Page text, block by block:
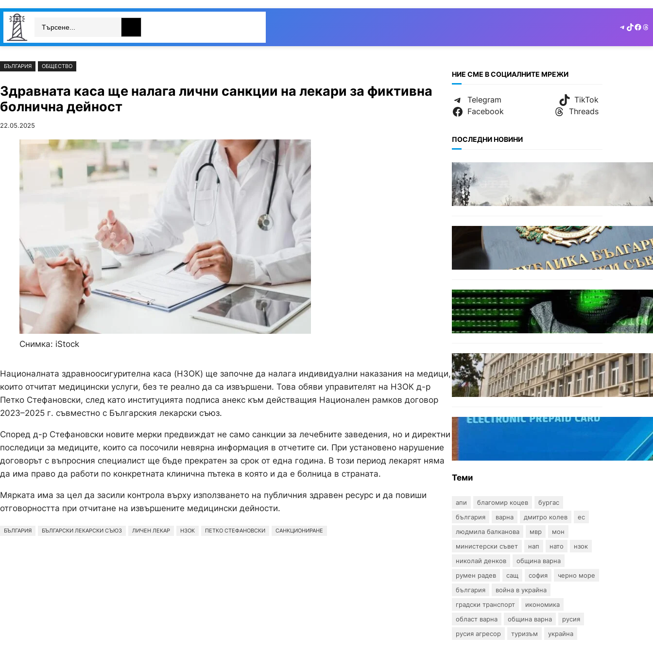
Към
съдържанието
Skip
cont
Telegram
TikTok
БЪЛГАРИЯ ОБЩЕСТВО
Здравната каса ще налага лични санкции на лекари за фиктивна
болнична дейност
22.05.2025
Снимка: iStock
Националната здравноосигурителна каса (НЗОК) ще започне да налага индивидуални наказания на медици,
които отчитат медицински услуги, без те реално да са извършени. Това обяви управителят на НЗОК д-р
Петко Стефановски, след като институцията подписа анекс към действащия Национален рамков договор
2023–2025 г. съвместно с Българския лекарски съюз.
Според д-р Стефановски новите мерки предвиждат не само санкции за лечебните заведения, но и директни
последици за медиците, които са посочили невярна информация в отчетите си. При установено нарушение
договорът с въпросния специалист ще бъде прекратен за срок от една година. В този период лекарят няма
да има право да работи по конкретната клинична пътека в която и да е болница в страната.
Мярката има за цел да засили контрола върху използването на публичния здравен ресурс и да повиши
отговорността при отчитане на извършените медицински дейности.
БЪЛГАРИЯ БЪЛГАРСКИ ЛЕКАРСКИ СЪЮЗ ЛИЧЕН ЛЕКАР НЗОК ПЕТКО СТЕФАНОВСКИ САНКЦИОНИРАНЕ
НИЕ СМЕ В СОЦИАЛНИТЕ МРЕЖИ
Telegram
TikTok
Facebook
Threads
ПОСЛЕДНИ НОВИНИ
Пожарите в България не
спират: 141 огнища за
последното денонощие.
БЪЛГАРИЯ
Кабинетът прие нов статут
за професиите в спортната
подготовка
БЪЛГАРИЯ
Разкриха дългогодишен
пробив в държавни
информационни системи
ОБЩЕСТВО
Домашният арест на
шофьора, обвинен за
смъртта на моторист,
остава в сила
ОБЩЕСТВО
употреба
Теми
апи благомир коцев
бургас
българия
варна дмитро колев
ес
людмила балканова
мвр
мон
министерски съвет
нап нато
нзок
николай денков
община варна
румен радев
сащ софия
черно море
българия
война в украйна
градски транспорт
икономика
област варна
община варна
русия
русия агресор
туризъм украйна